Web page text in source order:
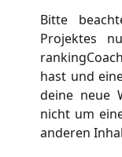
Bitte
Projektes
hast und
deine neue
nicht um
anderen